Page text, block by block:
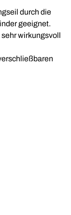
durch die
geeignet.
wirkungsvoll